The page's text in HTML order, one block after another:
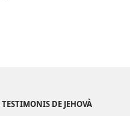
DE JEHOVÀ